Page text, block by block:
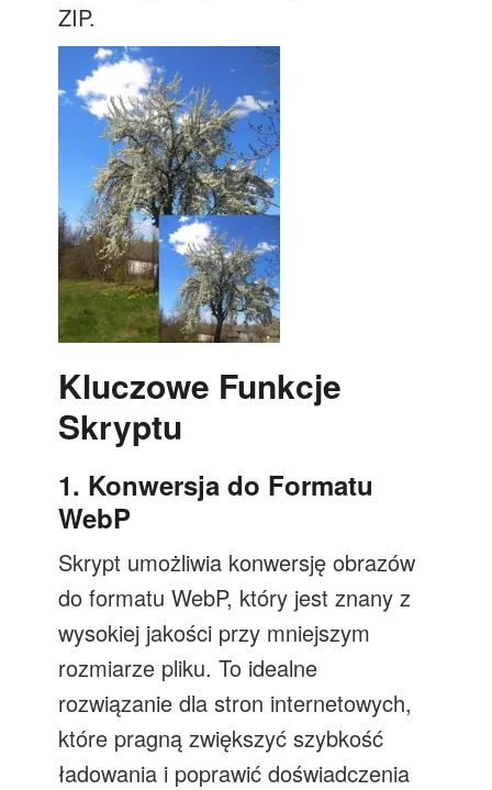
ZIP.
Kluczowe Funkcje
Skryptu
1. Konwersja do Formatu
WebP
Skrypt umożliwia konwersję obrazów
do formatu WebP, który jest znany z
wysokiej jakości przy mniejszym
rozmiarze pliku. To idealne
rozwiązanie dla stron internetowych,
które pragną zwiększyć szybkość
ładowania i poprawić doświadczenia